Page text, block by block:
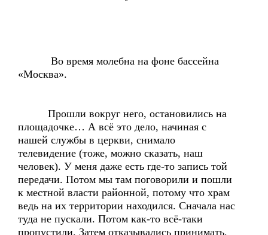
Во время молебна на фоне бассейна
«Москва».
Прошли вокруг него, остановились на
площадочке… А всё это дело, начиная с
нашей службы в церкви, снимало
телевидение (тоже, можно сказать, наш
человек). У меня даже есть где-то запись той
передачи. Потом мы там поговорили и пошли
к местной власти районной, потому что храм
ведь на их территории находился. Сначала нас
туда не пускали. Потом как-то всё-таки
пропустили. Затем отказывались принимать,